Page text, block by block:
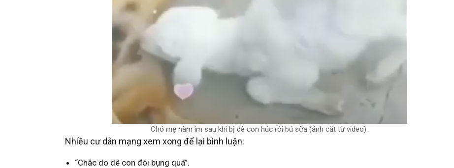
Chó mẹ nằm im sau khi bị dê con húc rồi bú sữa (ảnh cắt từ video).
Nhiều cư dân mạng xem xong để lại bình luận:
“Chắc do dê con đói bụng quá”.